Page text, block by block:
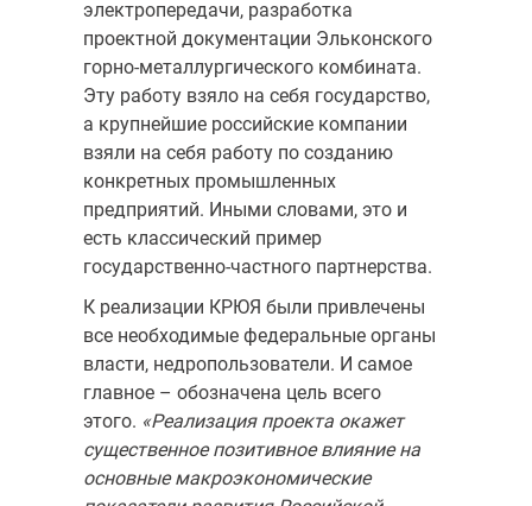
электропередачи, разработка
проектной документации Эльконского
горно-металлургического комбината.
Эту работу взяло на себя государство,
а крупнейшие российские компании
взяли на себя работу по созданию
конкретных промышленных
предприятий. Иными словами, это и
есть классический пример
государственно-частного партнерства.
К реализации КРЮЯ были привлечены
все необходимые федеральные органы
власти, недропользователи. И самое
главное – обозначена цель всего
этого. «Реализация проекта окажет
существенное позитивное влияние на
основные макроэкономические